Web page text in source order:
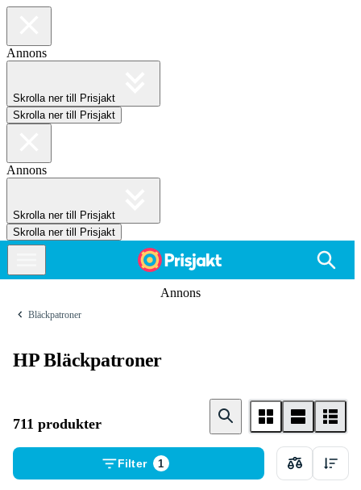
Annons
Skrolla ner till Prisjakt
Skrolla ner till Prisjakt
Annons
Skrolla ner till Prisjakt
Skrolla ner till Prisjakt
Annons
Bläckpatroner
HP Bläckpatroner
711 produkter
Filter 1